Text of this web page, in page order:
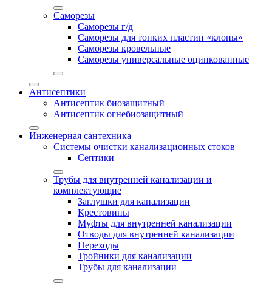
Саморезы
Саморезы г/д
Саморезы для тонких пластин «клопы»
Саморезы кровельные
Саморезы универсальные оцинкованные
Антисептики
Антисептик биозащитный
Антисептик огнебиозащитный
Инженерная сантехника
Системы очистки канализационных стоков
Септики
Трубы для внутренней канализации и
комплектующие
Заглушки для канализации
Крестовины
Муфты для внутренней канализации
Отводы для внутренней канализации
Переходы
Тройники для канализации
Трубы для канализации